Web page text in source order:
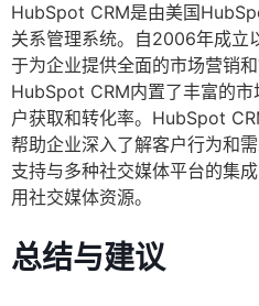
HubSpot CRM是由美国
关系管理系统。自2006年成立
于为企业提供全面的市场营销
HubSpot CRM内置了丰富的
户获取和转化率。HubSpot
帮助企业深入了解客户行为和
支持与多种社交媒体平台的集
用社交媒体资源。
总结与建议